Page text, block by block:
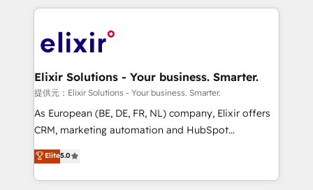
HIPAA-aware; CASL-compliant; GDPR-ready
implementations where required 💡 Why 500+
built to scale.
applications of our solutions; Technical HubSpot
Design, Migrations + Integrations. Mole Street’s
greatness, which is achieved through creating
absolute clarity, derived from a well-defined
strategy, executed well, and reported on with clear
results. The culture is driven by core values; Joy, Grit,
Mindedness, and Clarity. We are driven to win for the
collective good of the company and its clientele, and
Elixir Solutions - Your business. Smarter.
提供元：Elixir Solutions - Your business. Smarter.
As European (BE, DE, FR, NL) company, Elixir offers
CRM, marketing automation and HubSpot
integration products and services to mid-market
and enterprise customers. We ensure that your sales,
service and marketing department operates in the
Elite5.0